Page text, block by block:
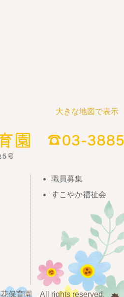
大きな地図で表示
職員募集
すこやか福祉会
保育園 All rights reserved.